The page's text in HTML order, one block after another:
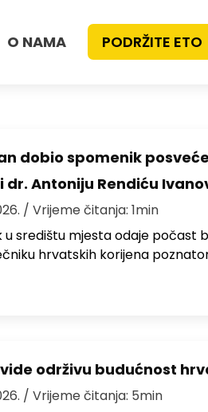
O NAMA PODRŽITE ETO
dobio spomenik
dr. Antoniju Rendiću
/ Vrijeme čitanja: 1min
u središtu mjesta odaje počast
hrvatskih korijena
održivu budućnost
/ Vrijeme čitanja: 5min